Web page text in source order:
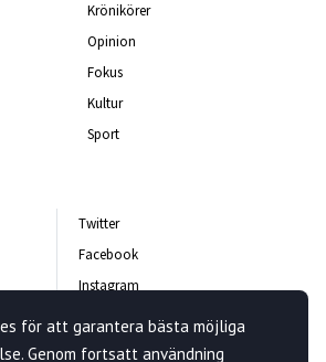
Krönikörer
Opinion
Fokus
Kultur
Sport
Twitter
Facebook
Instagram
Kontakta oss
Nyhetsbrev
för att garantera bästa möjliga
Genom fortsatt användning